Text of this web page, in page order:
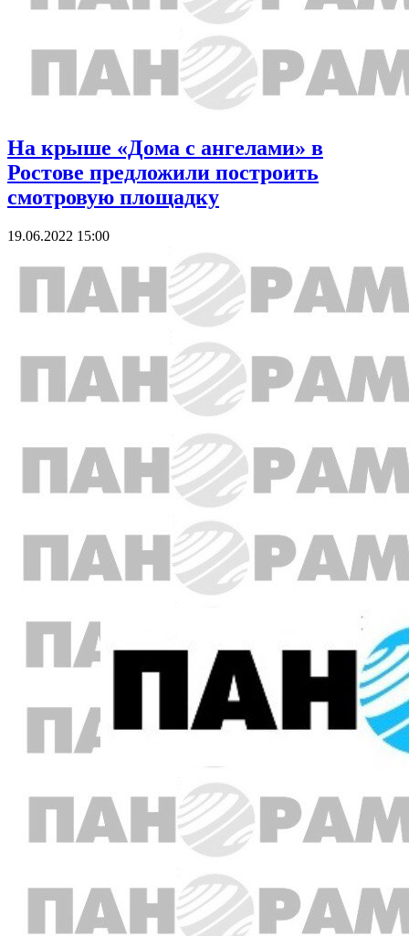
На крыше «Дома с ангелами» в
Ростове предложили построить
смотровую площадку
19.06.2022 15:00